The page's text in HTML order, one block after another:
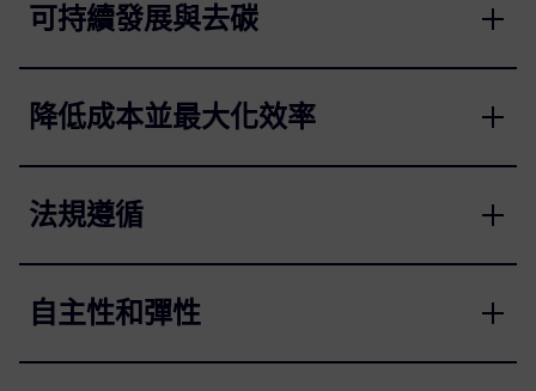
可持續發展與去碳
降低成本並最大化效率
法規遵循
自主性和彈性